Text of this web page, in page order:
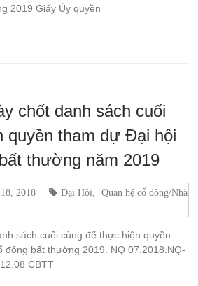
2019 Giấy Ủy quyền
chốt danh sách cuối
quyền tham dự Đại hội
thường năm 2019
2018 Đại Hội
Quan hệ cổ đông/Nhà
sách cuối cùng để thực hiện quyền
đông bất thường 2019. NQ 07.2018.NQ-
CBTT